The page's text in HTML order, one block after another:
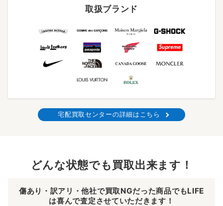
取扱ブランド
宅配買取センターの詳細はこちら
どんな状態でも買取出来ます！
傷あり・訳アリ・他社で買取NGだった商品でもLIFE
は喜んで査定させていただきます！